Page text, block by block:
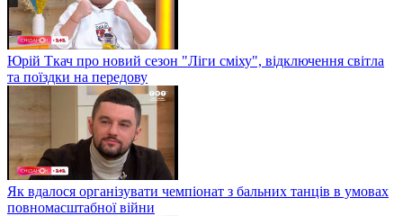
Юрій Ткач про новий сезон "Ліги сміху", відключення світла
та поїздки на передову
Як вдалося організувати чемпіонат з бальних танців в умовах
повномасштабної війни